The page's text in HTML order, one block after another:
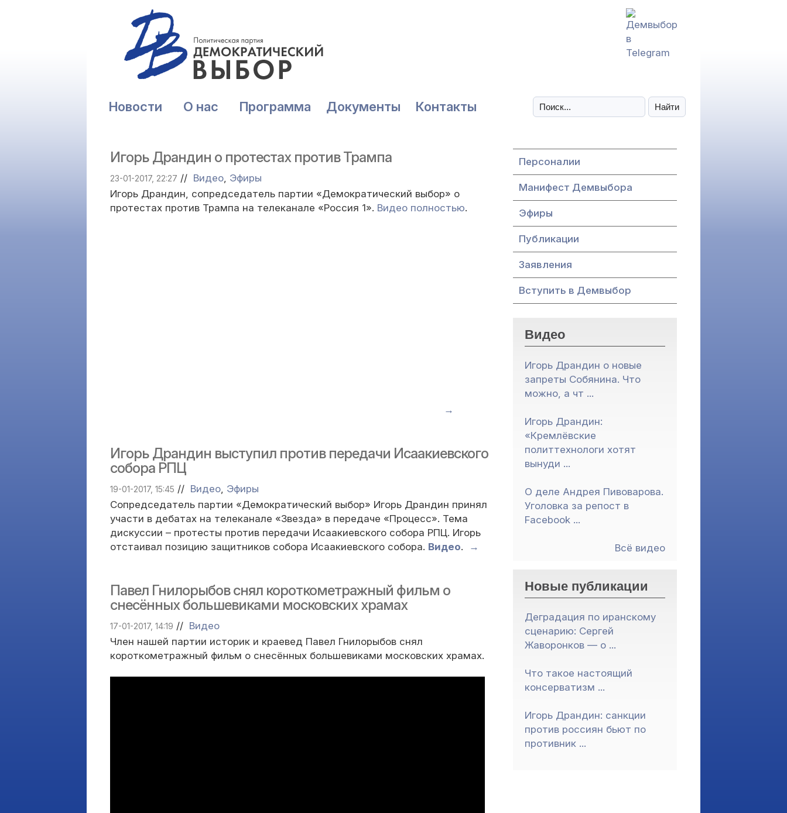
Новости О нас Программа Документы Контакты
Игорь Драндин о протестах против Трампа
23-01-2017, 22:27 // Видео Эфиры
Игорь Драндин, сопредседатель партии «Демократический выбор» о
протестах против Трампа на телеканале «Россия 1». Видео полностью.
→
Игорь Драндин выступил против передачи Исаакиевского
собора РПЦ
19-01-2017, 15:45 // Видео Эфиры
Сопредседатель партии «Демократический выбор» Игорь Драндин принял
участи в дебатах на телеканале «Звезда» в передаче «Процесс». Тема
дискуссии – протесты против передачи Исаакиевского собора РПЦ. Игорь
отстаивал позицию защитников собора Исаакиевского собора. Видео. →
Павел Гнилорыбов снял короткометражный фильм о
снесённых большевиками московских храмах
17-01-2017, 14:19 // Видео
Член нашей партии историк и краевед Павел Гнилорыбов снял
короткометражный фильм о снесённых большевиками московских храмах.
Персоналии
Манифест Демвыбора
Эфиры
Публикации
Заявления
Вступить в Демвыбор
Видео
Игорь Драндин о новые
запреты Собянина. Что
можно, а чт ...
Игорь Драндин:
«Кремлёвские
политтехнологи хотят
вынуди ...
О деле Андрея Пивоварова.
Уголовка за репост в
Facebook ...
Всё видео
Новые публикации
Деградация по иранскому
сценарию: Сергей
Жаворонков — о ...
Что такое настоящий
консерватизм ...
Игорь Драндин: санкции
против россиян бьют по
противник ...